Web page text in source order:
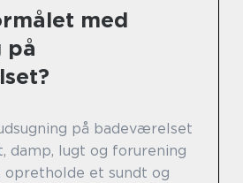
med
på
på badeværelset
damp, lugt og forurening
et sundt og